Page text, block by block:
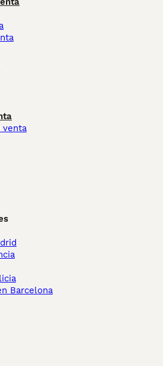
venta
Barcelona